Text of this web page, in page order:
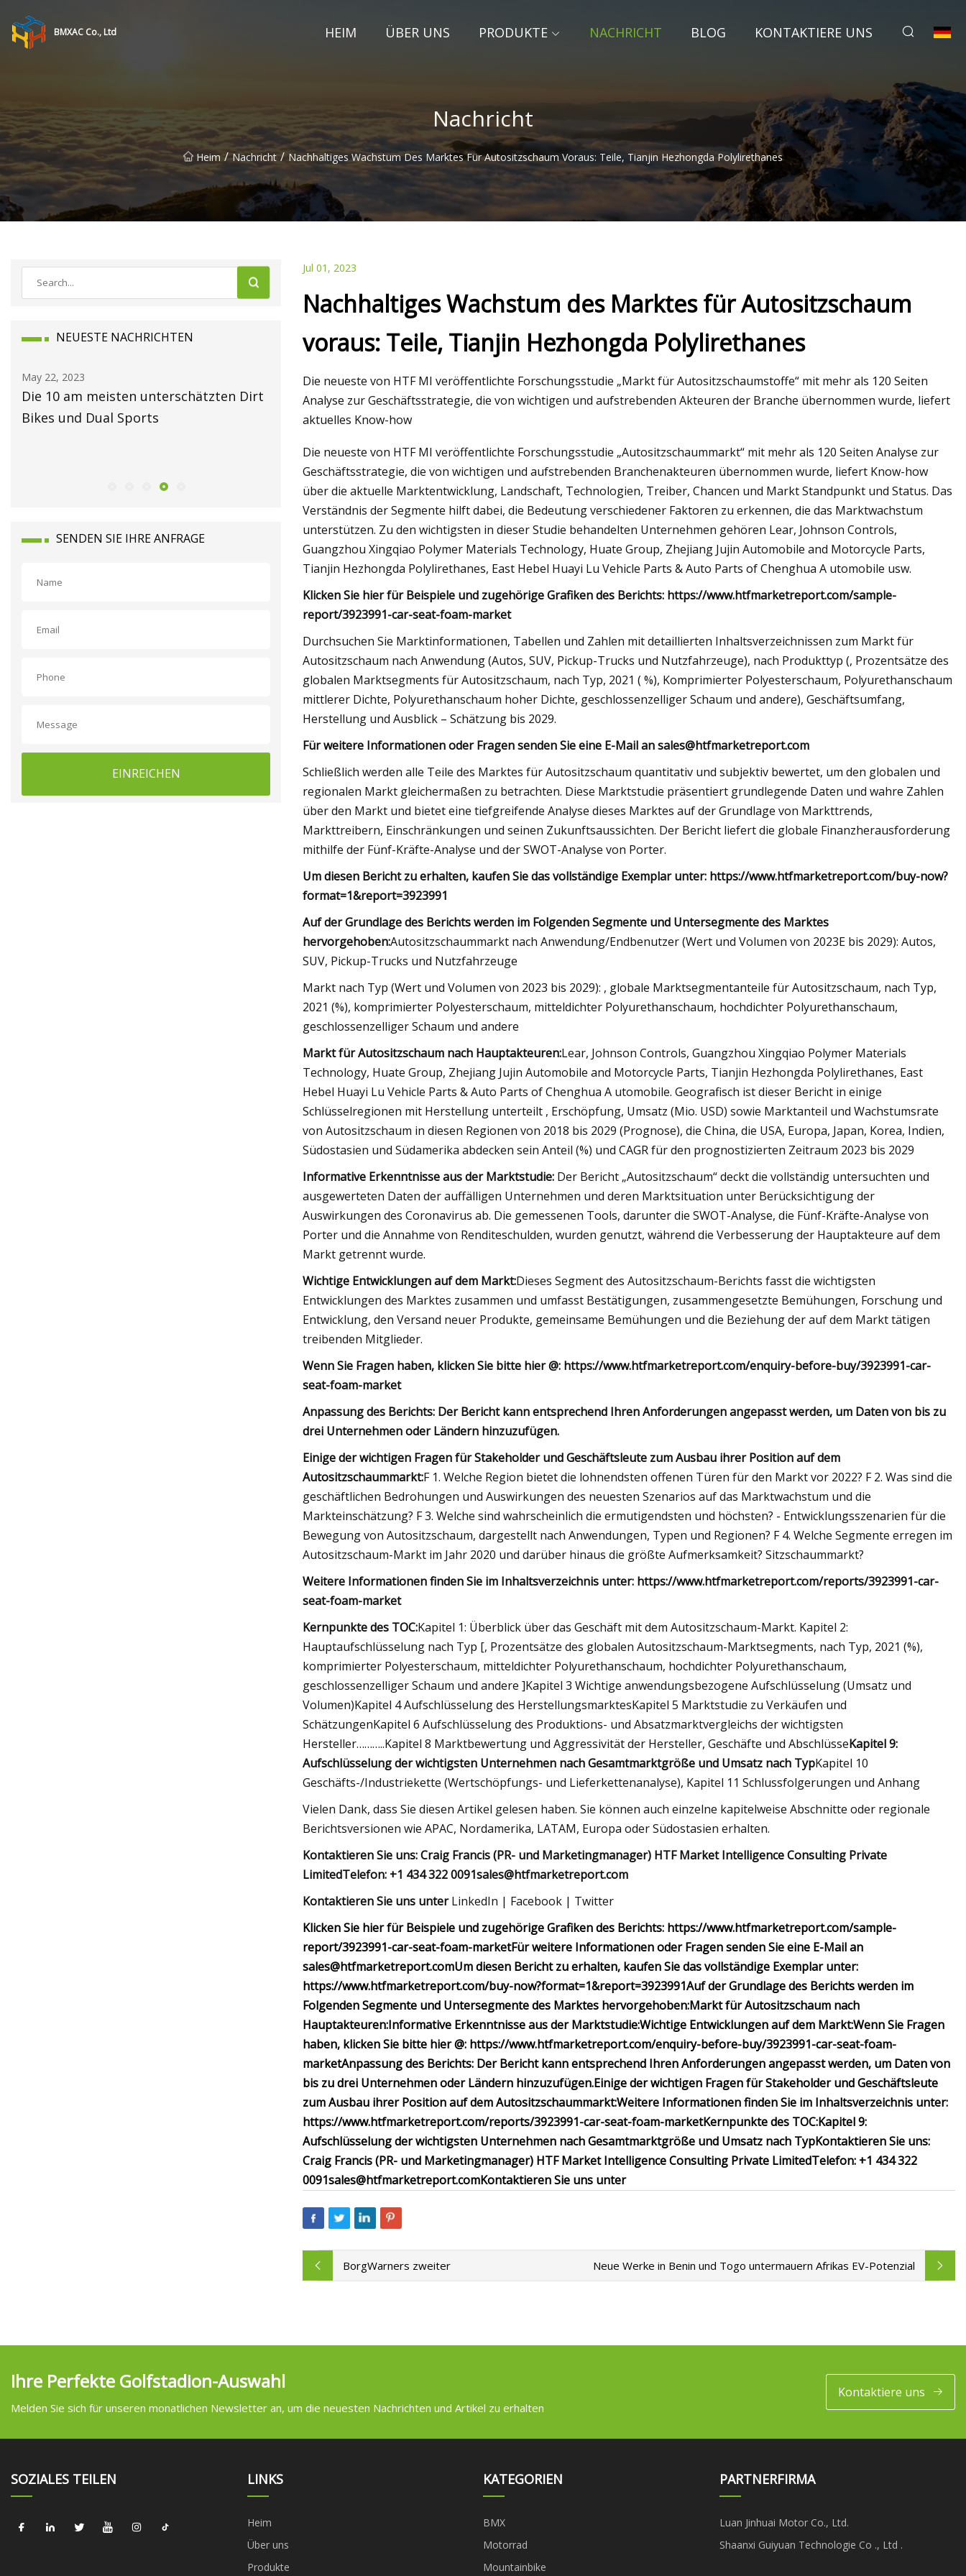
BMXAC Co., Ltd HEIM ÜBER UNS PRODUKTE NACHRICHT BLOG KONTAKTIERE UNS
Nachricht
Heim / Nachricht / Nachhaltiges Wachstum Des Marktes Für Autositzschaum Voraus: Teile, Tianjin Hezhongda Polylirethanes
NEUESTE NACHRICHTEN
May 24, 2023
Bell Moto
May 16, 2023
Ford Mystic Mustang, Toyota Land
Cruiser FJ40, Husqvarna Svartpilen: Die
Verkauf gefunden habe
SENDEN SIE IHRE ANFRAGE
EINREICHEN
Jul 01, 2023
Nachhaltiges Wachstum des Marktes für Autositzschaum
voraus: Teile, Tianjin Hezhongda Polylirethanes
Die neueste von HTF MI veröffentlichte Forschungsstudie „Markt für Autositzschaumstoffe“ mit mehr als 120 Seiten
Analyse zur Geschäftsstrategie, die von wichtigen und aufstrebenden Akteuren der Branche übernommen wurde, liefert
aktuelles Know-how
Die neueste von HTF MI veröffentlichte Forschungsstudie „Autositzschaummarkt“ mit mehr als 120 Seiten Analyse zur
Geschäftsstrategie, die von wichtigen und aufstrebenden Branchenakteuren übernommen wurde, liefert Know-how
über die aktuelle Marktentwicklung, Landschaft, Technologien, Treiber, Chancen und Markt Standpunkt und Status. Das
Verständnis der Segmente hilft dabei, die Bedeutung verschiedener Faktoren zu erkennen, die das Marktwachstum
unterstützen. Zu den wichtigsten in dieser Studie behandelten Unternehmen gehören Lear, Johnson Controls,
Guangzhou Xingqiao Polymer Materials Technology, Huate Group, Zhejiang Jujin Automobile and Motorcycle Parts,
Tianjin Hezhongda Polylirethanes, East Hebel Huayi Lu Vehicle Parts & Auto Parts of Chenghua A utomobile usw.
Klicken Sie hier für Beispiele und zugehörige Grafiken des Berichts: https://www.htfmarketreport.com/sample-
report/3923991-car-seat-foam-market
Durchsuchen Sie Marktinformationen, Tabellen und Zahlen mit detaillierten Inhaltsverzeichnissen zum Markt für
Autositzschaum nach Anwendung (Autos, SUV, Pickup-Trucks und Nutzfahrzeuge), nach Produkttyp (, Prozentsätze des
globalen Marktsegments für Autositzschaum, nach Typ, 2021 ( %), Komprimierter Polyesterschaum, Polyurethanschaum
mittlerer Dichte, Polyurethanschaum hoher Dichte, geschlossenzelliger Schaum und andere), Geschäftsumfang,
Herstellung und Ausblick – Schätzung bis 2029.
Für weitere Informationen oder Fragen senden Sie eine E-Mail ansales@htfmarketreport.com
Schließlich werden alle Teile des Marktes für Autositzschaum quantitativ und subjektiv bewertet, um den globalen und
regionalen Markt gleichermaßen zu betrachten. Diese Marktstudie präsentiert grundlegende Daten und wahre Zahlen
über den Markt und bietet eine tiefgreifende Analyse dieses Marktes auf der Grundlage von Markttrends,
Markttreibern, Einschränkungen und seinen Zukunftsaussichten. Der Bericht liefert die globale Finanzherausforderung
mithilfe der Fünf-Kräfte-Analyse und der SWOT-Analyse von Porter.
Um diesen Bericht zu erhalten, kaufen Sie das vollständige Exemplar unter: https://www.htfmarketreport.com/buy-now?
format=1&report=3923991
Auf der Grundlage des Berichts werden im Folgenden Segmente und Untersegmente des Marktes
hervorgehoben:Autositzschaummarkt nach Anwendung/Endbenutzer (Wert und Volumen von 2023E bis 2029): Autos,
SUV, Pickup-Trucks und Nutzfahrzeuge
Markt nach Typ (Wert und Volumen von 2023 bis 2029): , globale Marktsegmentanteile für Autositzschaum, nach Typ,
2021 (%), komprimierter Polyesterschaum, mitteldichter Polyurethanschaum, hochdichter Polyurethanschaum,
geschlossenzelliger Schaum und andere
Markt für Autositzschaum nach Hauptakteuren:Lear, Johnson Controls, Guangzhou Xingqiao Polymer Materials
Technology, Huate Group, Zhejiang Jujin Automobile and Motorcycle Parts, Tianjin Hezhongda Polylirethanes, East
Hebel Huayi Lu Vehicle Parts & Auto Parts of Chenghua A utomobile. Geografisch ist dieser Bericht in einige
Schlüsselregionen mit Herstellung unterteilt , Erschöpfung, Umsatz (Mio. USD) sowie Marktanteil und Wachstumsrate
von Autositzschaum in diesen Regionen von 2018 bis 2029 (Prognose), die China, die USA, Europa, Japan, Korea, Indien,
Südostasien und Südamerika abdecken sein Anteil (%) und CAGR für den prognostizierten Zeitraum 2023 bis 2029
Informative Erkenntnisse aus der Marktstudie: Der Bericht „Autositzschaum“ deckt die vollständig untersuchten und
ausgewerteten Daten der auffälligen Unternehmen und deren Marktsituation unter Berücksichtigung der
Auswirkungen des Coronavirus ab. Die gemessenen Tools, darunter die SWOT-Analyse, die Fünf-Kräfte-Analyse von
Porter und die Annahme von Renditeschulden, wurden genutzt, während die Verbesserung der Hauptakteure auf dem
Markt getrennt wurde.
Wichtige Entwicklungen auf dem Markt:Dieses Segment des Autositzschaum-Berichts fasst die wichtigsten
Entwicklungen des Marktes zusammen und umfasst Bestätigungen, zusammengesetzte Bemühungen, Forschung und
Entwicklung, den Versand neuer Produkte, gemeinsame Bemühungen und die Beziehung der auf dem Markt tätigen
treibenden Mitglieder.
Wenn Sie Fragen haben, klicken Sie bitte hier @: https://www.htfmarketreport.com/enquiry-before-buy/3923991-car-
seat-foam-market
Anpassung des Berichts: Der Bericht kann entsprechend Ihren Anforderungen angepasst werden, um Daten von bis zu
drei Unternehmen oder Ländern hinzuzufügen.
Einige der wichtigen Fragen für Stakeholder und Geschäftsleute zum Ausbau ihrer Position auf dem
Autositzschaummarkt:F 1. Welche Region bietet die lohnendsten offenen Türen für den Markt vor 2022? F 2. Was sind die
geschäftlichen Bedrohungen und Auswirkungen des neuesten Szenarios auf das Marktwachstum und die
Markteinschätzung? F 3. Welche sind wahrscheinlich die ermutigendsten und höchsten? - Entwicklungsszenarien für die
Bewegung von Autositzschaum, dargestellt nach Anwendungen, Typen und Regionen? F 4. Welche Segmente erregen im
Autositzschaum-Markt im Jahr 2020 und darüber hinaus die größte Aufmerksamkeit? Sitzschaummarkt?
Weitere Informationen finden Sie im Inhaltsverzeichnis unter: https://www.htfmarketreport.com/reports/3923991-car-
seat-foam-market
Kernpunkte des TOC:Kapitel 1: Überblick über das Geschäft mit dem Autositzschaum-Markt. Kapitel 2:
Hauptaufschlüsselung nach Typ [, Prozentsätze des globalen Autositzschaum-Marktsegments, nach Typ, 2021 (%),
komprimierter Polyesterschaum, mitteldichter Polyurethanschaum, hochdichter Polyurethanschaum,
geschlossenzelliger Schaum und andere ]Kapitel 3 Wichtige anwendungsbezogene Aufschlüsselung (Umsatz und
Volumen)Kapitel 4 Aufschlüsselung des HerstellungsmarktesKapitel 5 Marktstudie zu Verkäufen und
SchätzungenKapitel 6 Aufschlüsselung des Produktions- und Absatzmarktvergleichs der wichtigsten
Hersteller………..Kapitel 8 Marktbewertung und Aggressivität der Hersteller, Geschäfte und AbschlüsseKapitel 9:
Aufschlüsselung der wichtigsten Unternehmen nach Gesamtmarktgröße und Umsatz nach TypKapitel 10
Geschäfts-/Industriekette (Wertschöpfungs- und Lieferkettenanalyse), Kapitel 11 Schlussfolgerungen und Anhang
Vielen Dank, dass Sie diesen Artikel gelesen haben. Sie können auch einzelne kapitelweise Abschnitte oder regionale
Berichtsversionen wie APAC, Nordamerika, LATAM, Europa oder Südostasien erhalten.
Kontaktieren Sie uns: Craig Francis (PR- und Marketingmanager) HTF Market Intelligence Consulting Private
LimitedTelefon: +1 434 3220091sales@htfmarketreport.com
Kontaktieren Sie uns unterLinkedIn | Facebook | Twitter
Klicken Sie hier für Beispiele und zugehörige Grafiken des Berichts: https://www.htfmarketreport.com/sample-
report/3923991-car-seat-foam-marketFür weitere Informationen oder Fragen senden Sie eine E-Mail an
sales@htfmarketreport.comUm diesen Bericht zu erhalten, kaufen Sie das vollständige Exemplar unter:
https://www.htfmarketreport.com/buy-now?format=1&report=3923991Auf der Grundlage des Berichts werden im
Folgenden Segmente und Untersegmente des Marktes hervorgehoben:Markt für Autositzschaum nach
Hauptakteuren:Informative Erkenntnisse aus der Marktstudie:Wichtige Entwicklungen auf dem Markt:Wenn Sie Fragen
haben, klicken Sie bitte hier @: https://www.htfmarketreport.com/enquiry-before-buy/3923991-car-seat-foam-
marketAnpassung des Berichts: Der Bericht kann entsprechend Ihren Anforderungen angepasst werden, um Daten von
bis zu drei Unternehmen oder Ländern hinzuzufügen.Einige der wichtigen Fragen für Stakeholder und Geschäftsleute
zum Ausbau ihrer Position auf dem Autositzschaummarkt:Weitere Informationen finden Sie im Inhaltsverzeichnis unter:
https://www.htfmarketreport.com/reports/3923991-car-seat-foam-marketKernpunkte des TOC:Kapitel 9:
Aufschlüsselung der wichtigsten Unternehmen nach Gesamtmarktgröße und Umsatz nach TypKontaktieren Sie uns:
Craig Francis (PR- und Marketingmanager) HTF Market Intelligence Consulting Private LimitedTelefon: +1 434 322
0091sales@htfmarketreport.comKontaktieren Sie uns unter
BorgWarners zweiter Neue Werke in Benin und Togo untermauern Afrikas EV-Potenzial
Ihre Perfekte Golfstadion-Auswahl
Melden Sie sich für unseren monatlichen Newsletter an, um die neuesten Nachrichten und Artikel zu erhalten
Kontaktiere uns
SOZIALES TEILEN LINKS
Heim
Über uns
Produkte
KATEGORIEN
BMX
Motorrad
Mountainbike
PARTNERFIRMA
Luan Jinhuai Motor Co., Ltd.
Shaanxi Guiyuan Technologie Co ., Ltd .